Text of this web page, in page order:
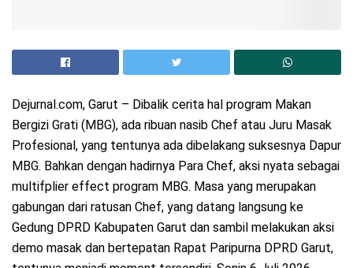
Dejurnal.com, Garut – Dibalik cerita hal program Makan
Bergizi Grati (MBG), ada ribuan nasib Chef atau Juru Masak
Profesional, yang tentunya ada dibelakang suksesnya Dapur
MBG. Bahkan dengan hadirnya Para Chef, aksi nyata sebagai
multifplier effect program MBG. Masa yang merupakan
gabungan dari ratusan Chef, yang datang langsung ke
Gedung DPRD Kabupaten Garut dan sambil melakukan aksi
demo masak dan bertepatan Rapat Paripurna DPRD Garut,